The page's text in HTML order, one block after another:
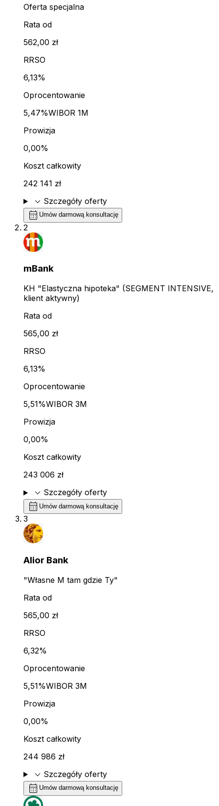
Oferta specjalna
Rata od
562,00 zł
RRSO
6,13%
Oprocentowanie
5,47%WIBOR 1M
Prowizja
0,00%
Koszt całkowity
242 141 zł
expand_more Szczegóły oferty
calendar_month Umów darmową konsultację
2
mBank
KH "Elastyczna hipoteka" (SEGMENT INTENSIVE,
klient aktywny)
Rata od
565,00 zł
RRSO
6,13%
Oprocentowanie
5,51%WIBOR 3M
Prowizja
0,00%
Koszt całkowity
243 006 zł
expand_more Szczegóły oferty
calendar_month Umów darmową konsultację
3
Alior Bank
"Własne M tam gdzie Ty"
Rata od
565,00 zł
RRSO
6,32%
Oprocentowanie
5,51%WIBOR 3M
Prowizja
0,00%
Koszt całkowity
244 986 zł
expand_more Szczegóły oferty
calendar_month Umów darmową konsultację